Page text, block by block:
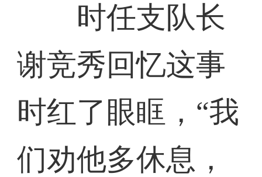
时任支队长
谢竞秀回忆这事
时红了眼眶，“我
们劝他多休息，